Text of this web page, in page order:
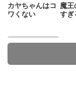
カヤちゃんはコ
ワくない
魔王
すぎ